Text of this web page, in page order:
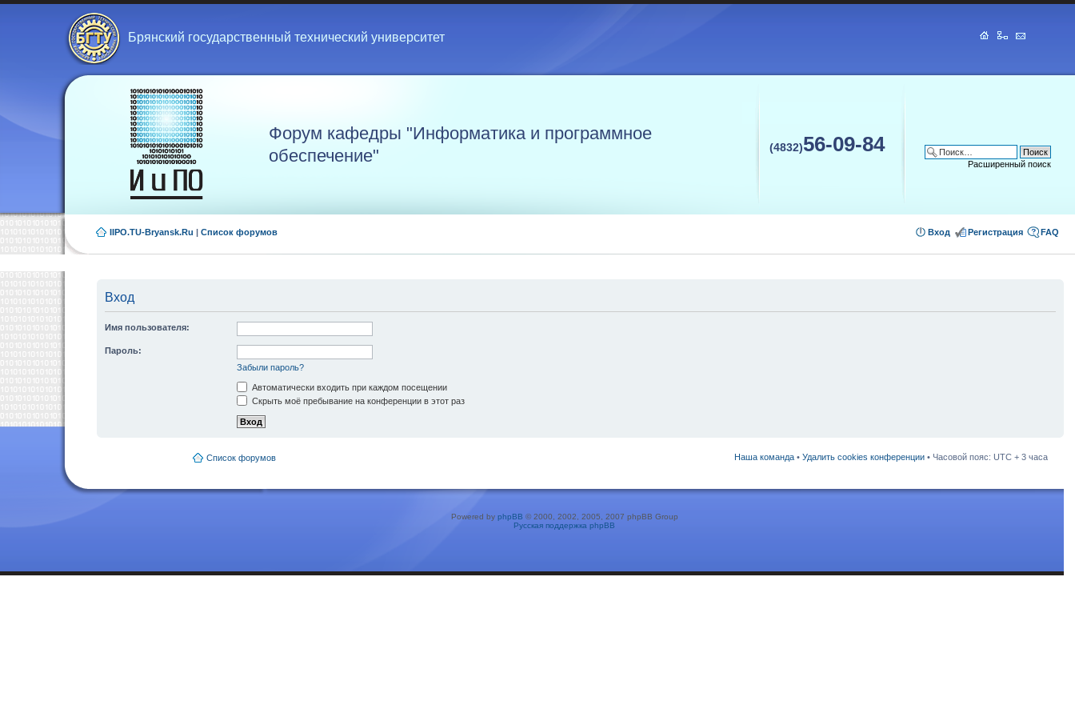
Брянский государственный технический университет
Форум кафедры "Информатика и программное
обеспечение"
(4832)56-09-84
Расширенный поиск
IIPO.TU-Bryansk.Ru | Список форумов FAQ
Регистрация
Вход
Вход
Имя пользователя:
Пароль:
Забыли пароль?
Автоматически входить при каждом посещении
Скрыть моё пребывание на конференции в этот раз
Список форумов Наша команда • Удалить cookies конференции • Часовой пояс: UTC + 3 часа
Powered by phpBB © 2000, 2002, 2005, 2007 phpBB Group
Русская поддержка phpBB